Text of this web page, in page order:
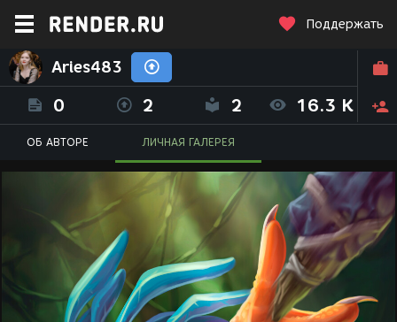
Поддержать
Aries483
0 2 2 16.3 K
ОБ АВТОРЕ ЛИЧНАЯ ГАЛЕРЕЯ